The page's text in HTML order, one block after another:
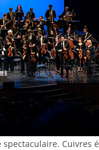
Cuivres